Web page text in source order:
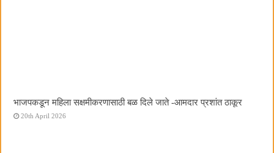
भाजपकडून महिला सक्षमीकरणासाठी बळ दिले जाते -आमदार प्रशांत ठाकूर
20th April 2026